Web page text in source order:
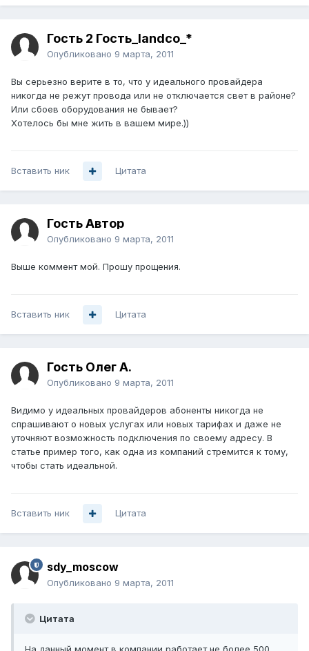
Гость 2 Гость_landco_*
Опубликовано 9 марта, 2011
Вы серьезно верите в то, что у идеального провайдера
никогда не режут провода или не отключается свет в районе?
Или сбоев оборудования не бывает?
Хотелось бы мне жить в вашем мире.))
Вставить ник Цитата
Гость Автор
Опубликовано 9 марта, 2011
Выше коммент мой. Прошу прощения.
Вставить ник Цитата
Гость Олег А.
Опубликовано 9 марта, 2011
Видимо у идеальных провайдеров абоненты никогда не
спрашивают о новых услугах или новых тарифах и даже не
уточняют возможность подключения по своему адресу. В
статье пример того, как одна из компаний стремится к тому,
чтобы стать идеальной.
Вставить ник Цитата
sdy_moscow
Опубликовано 9 марта, 2011
Цитата